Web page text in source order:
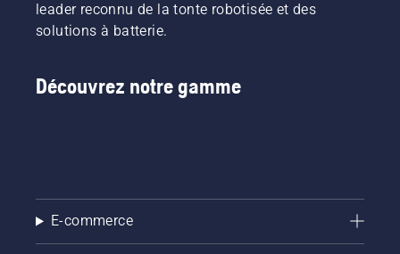
leader reconnu de la tonte robotisée et des
solutions à batterie.
Découvrez notre gamme
E-commerce